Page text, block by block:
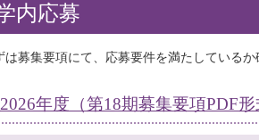
内応募
は募集要項にて、応募要件を満たしているか
2026年度（第18期募集要項PDF形